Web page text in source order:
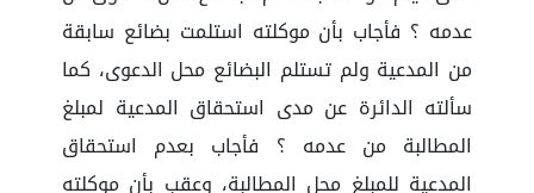
عدمه ؟ فأجاب بأن موكلته استلمت بضائع سابقة
من المدعية ولم تستلم البضائع محل الدعوى، كما
سألته الدائرة عن مدى استحقاق المدعية لمبلغ
المطالبة من عدمه ؟ فأجاب بعدم استحقاق
المدعية للمبلغ محل المطالبة، وعقب بأن موكلته